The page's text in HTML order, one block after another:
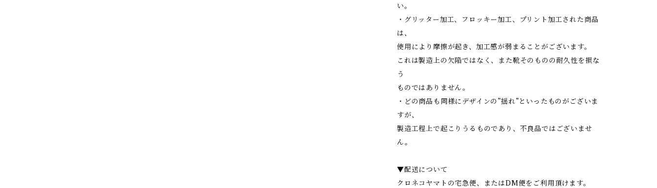
い。
・グリッター加工、フロッキー加工、プリント加工された商品
は、
使用により摩擦が起き、加工感が弱まることがございます。
これは製造上の欠陥ではなく、また靴そのものの耐久性を損な
う
ものではありません。
・どの商品も同様にデザインの”揺れ”といったものがございま
すが、
製造工程上で起こりうるものであり、不良品ではございませ
ん。
▼配送について
クロネコヤマトの宅急便、またはDM便をご利用頂けます。